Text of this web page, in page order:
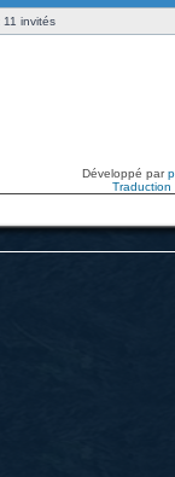
11 invités
Développé par
Traduction